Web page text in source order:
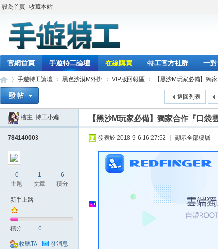
設為首頁 收藏本站
官網首頁 手遊特工論壇 在線購買 特工官方社群 一
»
手遊特工論壇
›
黑色沙漠M外掛
›
VIP版回報區
›
【黑沙M玩家必備】獨
返回列表
樓主: 特工小編 【黑沙M玩家必備】獨家合作『口袋
784140003
0
主題
1
文章
6
積分
新手上路
積分 6
收聽TA 發消息
發表於 2018-9-6 16:27:52 顯示全部樓層